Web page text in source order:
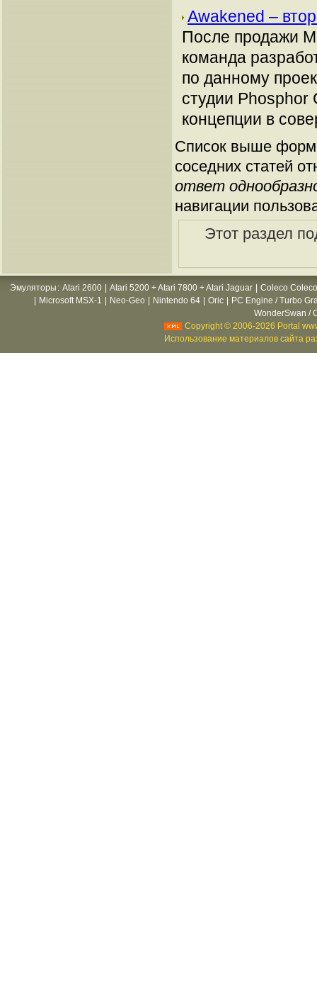
Awakened –
После продажи
команда
по данному
студии Phosphor
концепции в
Список выше
соседних статей
ответ
навигации
Этот раздел
Эмуляторы : Atari 2600 Atari 5200 + Atari 7800 + Atari Jaguar
Coleco
Microsoft MSX-1 Neo-Geo Nintendo 64 Oric
PC Engine / Turbo
WonderSwan /
Copyright © 2006-2026 Portal
Использование материалов сайта